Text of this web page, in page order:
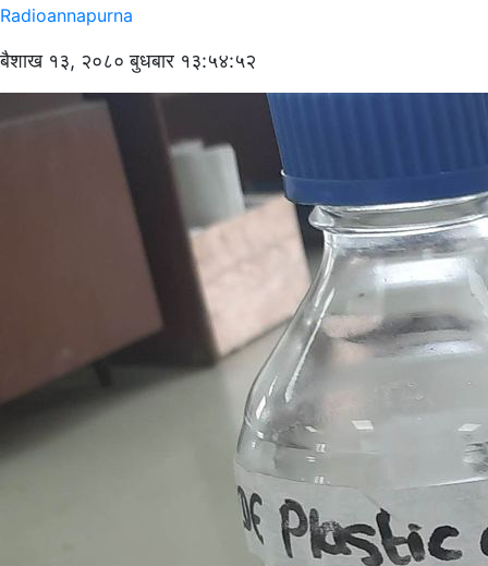
Radioannapurna
बैशाख १३, २०८० बुधबार १३:५४:५२